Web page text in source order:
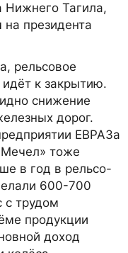
Нижнего Тагила,
президента
рельсовое
к закрытию.
снижение
дорог.
ЕВРАЗа
тоже
в год в рельсо-
600-700
с трудом
продукции
доход